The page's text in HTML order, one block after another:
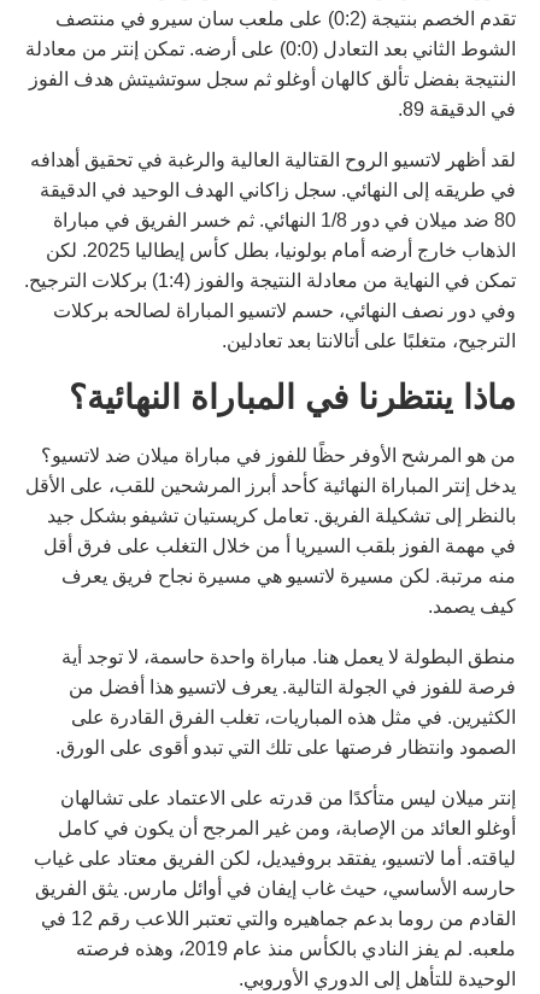
تقدم الخصم بنتيجة (0:2) على ملعب سان سيرو في منتصف
الشوط الثاني بعد التعادل (0:0) على أرضه. تمكن إنتر من معادلة
النتيجة بفضل تألق كالهان أوغلو ثم سجل سوتشيتش هدف الفوز
في الدقيقة 89.
لقد أظهر لاتسيو الروح القتالية العالية والرغبة في تحقيق أهدافه
في طريقه إلى النهائي. سجل زاكاني الهدف الوحيد في الدقيقة
80 ضد ميلان في دور 1/8 النهائي. ثم خسر الفريق في مباراة
الذهاب خارج أرضه أمام بولونيا، بطل كأس إيطاليا 2025. لكن
تمكن في النهاية من معادلة النتيجة والفوز (1:4) بركلات الترجيح.
وفي دور نصف النهائي، حسم لاتسيو المباراة لصالحه بركلات
الترجيح، متغلبًا على أتالانتا بعد تعادلين.
ماذا ينتظرنا في المباراة النهائية؟
من هو المرشح الأوفر حظًا للفوز في مباراة ميلان ضد لاتسيو؟
يدخل إنتر المباراة النهائية كأحد أبرز المرشحين للقب، على الأقل
بالنظر إلى تشكيلة الفريق. تعامل كريستيان تشيفو بشكل جيد
في مهمة الفوز بلقب السيريا أ من خلال التغلب على فرق أقل
منه مرتبة. لكن مسيرة لاتسيو هي مسيرة نجاح فريق يعرف
كيف يصمد.
منطق البطولة لا يعمل هنا. مباراة واحدة حاسمة، لا توجد أية
فرصة للفوز في الجولة التالية. يعرف لاتسيو هذا أفضل من
الكثيرين. في مثل هذه المباريات، تغلب الفرق القادرة على
الصمود وانتظار فرصتها على تلك التي تبدو أقوى على الورق.
إنتر ميلان ليس متأكدًا من قدرته على الاعتماد على تشالهان
أوغلو العائد من الإصابة، ومن غير المرجح أن يكون في كامل
لياقته. أما لاتسيو، يفتقد بروفيديل، لكن الفريق معتاد على غياب
حارسه الأساسي، حيث غاب إيفان في أوائل مارس. يثق الفريق
القادم من روما بدعم جماهيره والتي تعتبر اللاعب رقم 12 في
ملعبه. لم يفز النادي بالكأس منذ عام 2019، وهذه فرصته
الوحيدة للتأهل إلى الدوري الأوروبي.